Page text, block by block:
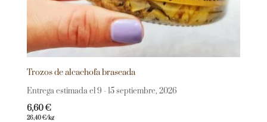
Trozos de alcachofa braseada
Entrega estimada el 9 - 15 septiembre, 2026
6,60€
26,40€/kg